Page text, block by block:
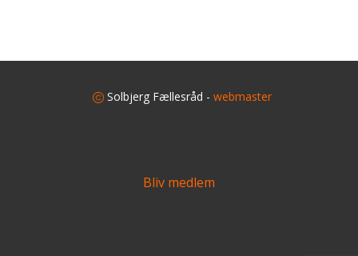
Solbjerg Fællesråd - webmaster
Bliv medlem